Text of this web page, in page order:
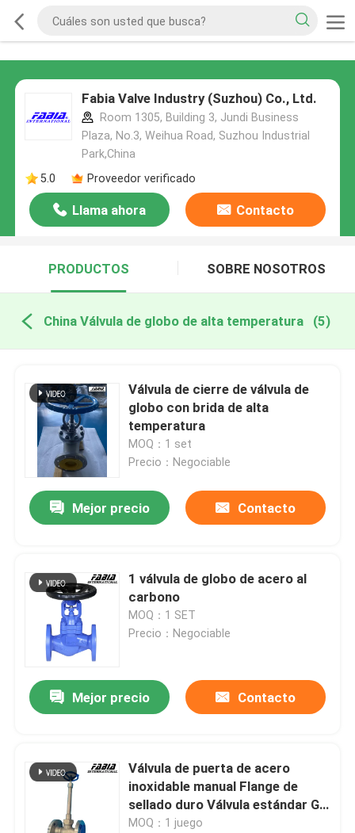
Fabia Valve Industry (Suzhou) Co., Ltd.
Room 1305, Building 3, Jundi Business
Plaza, No.3, Weihua Road, Suzhou Industrial
Park,China
5.0
Proveedor verificado
Llama ahora Contacto
PRODUCTOS SOBRE NOSOTROS
China Válvula de globo de alta temperatura (5)
Válvula de cierre de válvula de
globo con brida de alta
temperatura
MOQ：1 set
Precio：Negociable
Mejor precio Contacto
1 válvula de globo de acero al
carbono
MOQ：1 SET
Precio：Negociable
Mejor precio Contacto
Válvula de puerta de acero
inoxidable manual Flange de
sellado duro Válvula estándar GB
/ EE.
MOQ：1 juego